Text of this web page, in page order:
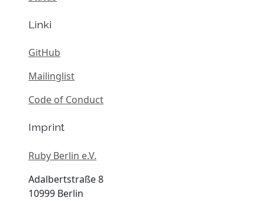
Linki
GitHub
Mailinglist
Code of Conduct
Imprint
Ruby Berlin e.V.
Adalbertstraße 8
10999 Berlin